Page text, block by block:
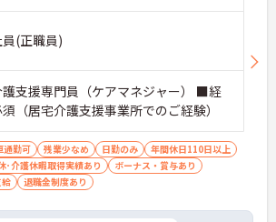
(正職員)
支援専門員（ケアマネジャー） ■経
（居宅介護支援事業所でのご経験）
通勤可 残業少なめ 日勤のみ
年間休日110日以上
･介護休暇取得実績あり
ボーナス・賞与あり
退職金制度あり